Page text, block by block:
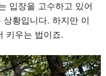
입장을 고수하고 있어
황입니다. 하지만 이
키우는 법이죠.